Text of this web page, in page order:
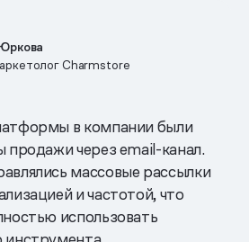
Charmstore
в компании были
продажи через email-канал.
массовые рассылки
и частотой, что
использовать